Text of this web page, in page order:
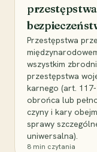
Przestępstwa
wszystkim
przestępstwa
karnego (art. 117-
obrońca lub
czyny i kary
sprawy
uniwersalna).
8 min czytania